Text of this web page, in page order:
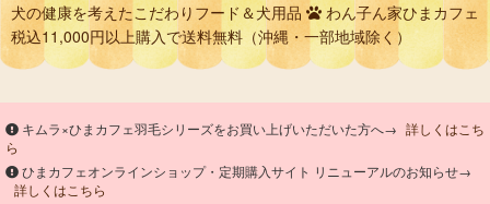
犬の健康を考えたこだわりフード＆犬用品
わん子ん家ひまカフェ
税込11,000円以上購入で送料無料（沖縄・一部地域除く）
キムラ×ひまカフェ羽毛シリーズをお買い上げいただいた方へ→ 詳しくはこち
ら
ひまカフェオンラインショップ・定期購入サイト リニューアルのお知らせ→
詳しくはこちら